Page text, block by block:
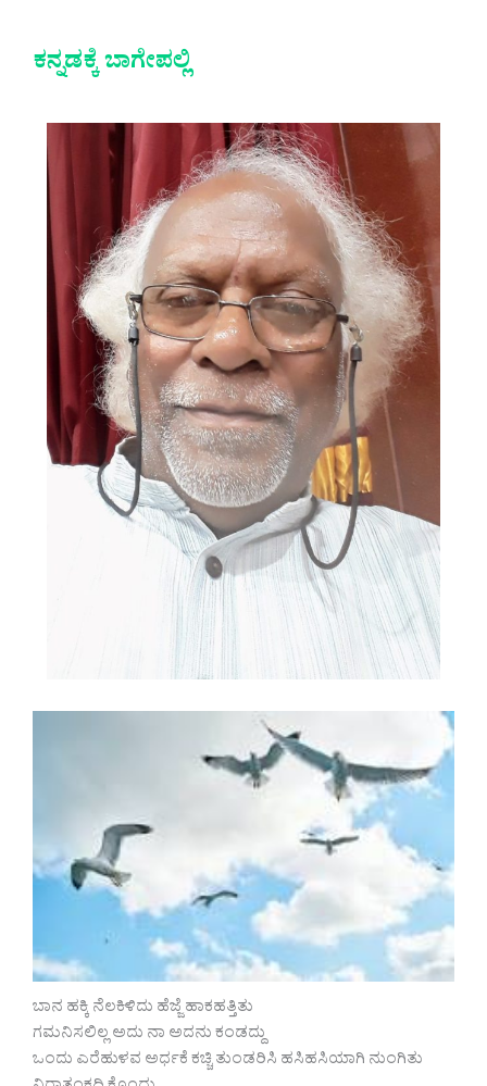
ಕನ್ನಡಕ್ಕೆ ಬಾಗೇಪಲ್ಲಿ
ಬಾನ ಹಕ್ಕಿ ನೆಲಕಿಳಿದು ಹೆಜ್ಜೆ ಹಾಕಹತ್ತಿತು
ಗಮನಿಸಲಿಲ್ಲ ಅದು ನಾ ಅದನು ಕಂಡದ್ದು
ಒಂದು ಎರೆಹುಳವ ಅರ್ಧಕೆ ಕಚ್ಚಿ ತುಂಡರಿಸಿ ಹಸಿಹಸಿಯಾಗಿ ನುಂಗಿತು